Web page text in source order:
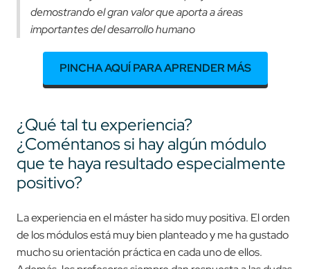
demostrando el gran valor que aporta a áreas
importantes del desarrollo humano
PINCHA AQUÍ PARA APRENDER MÁS
¿Qué tal tu experiencia?
¿Coméntanos si hay algún módulo
que te haya resultado especialmente
positivo?
La experiencia en el máster ha sido muy positiva. El orden
de los módulos está muy bien planteado y me ha gustado
mucho su orientación práctica en cada uno de ellos.